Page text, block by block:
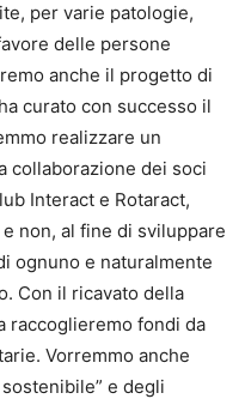
per varie patologie,
delle persone
anche il progetto di
curato con successo il
realizzare un
collaborazione dei soci
Interact e Rotaract,
non, al fine di sviluppare
ognuno e naturalmente
Con il ricavato della
raccoglieremo fondi da
Vorremmo anche
e degli